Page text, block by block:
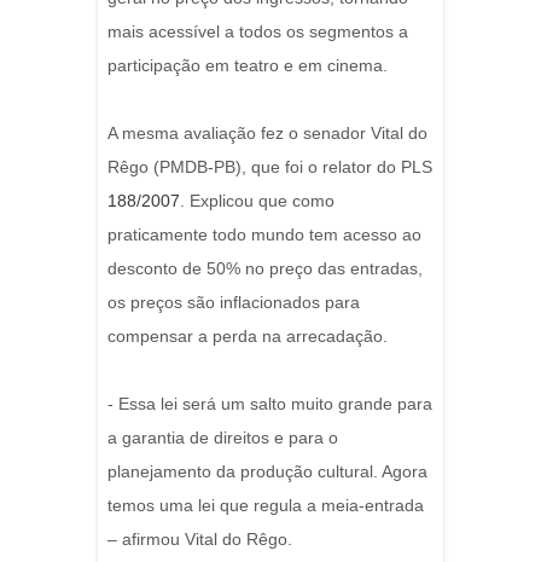
mais acessível a todos os segmentos a
participação em teatro e em cinema.
A mesma avaliação fez o senador Vital do
Rêgo (PMDB-PB), que foi o relator do PLS
188/2007 . Explicou que como
praticamente todo mundo tem acesso ao
desconto de 50% no preço das entradas,
os preços são inflacionados para
compensar a perda na arrecadação.
- Essa lei será um salto muito grande para
a garantia de direitos e para o
planejamento da produção cultural. Agora
temos uma lei que regula a meia-entrada
– afirmou Vital do Rêgo.